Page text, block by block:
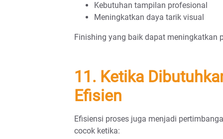
Kebutuhan tampilan profesional
Meningkatkan daya tarik visual
Finishing yang baik dapat meningkatkan
11. Ketika
Efisien
Efisiensi proses juga menjadi
cocok ketika: